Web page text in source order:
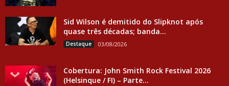
Sid Wilson é demitido do Slipknot após
quase três décadas; banda...
Destaque 03/08/2026
Cobertura: John Smith Rock Festival 2026
(Helsinque / FI) – Parte...